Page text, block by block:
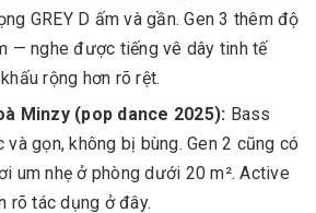
GREY D ấm và gần. Gen 3 thêm độ
— nghe được tiếng vê dây tinh tế
rộng hơn rõ rệt.
Minzy (pop dance 2025): Bass
gọn, không bị bùng. Gen 2 cũng có
um nhẹ ở phòng dưới 20 m². Active
rõ tác dụng ở đây.